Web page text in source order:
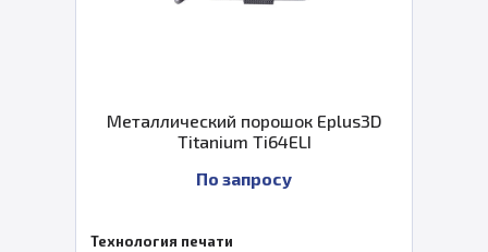
Металлический порошок Eplus3D
Titanium Ti64ELI
По запросу
Технология печати